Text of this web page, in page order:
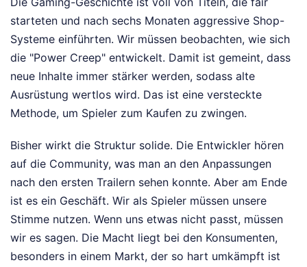
starteten und nach sechs Monaten aggressive Shop-
Systeme einführten. Wir müssen beobachten, wie sich
die "Power Creep" entwickelt. Damit ist gemeint, dass
neue Inhalte immer stärker werden, sodass alte
Ausrüstung wertlos wird. Das ist eine versteckte
Methode, um Spieler zum Kaufen zu zwingen.
Bisher wirkt die Struktur solide. Die Entwickler hören
auf die Community, was man an den Anpassungen
nach den ersten Trailern sehen konnte. Aber am Ende
ist es ein Geschäft. Wir als Spieler müssen unsere
Stimme nutzen. Wenn uns etwas nicht passt, müssen
wir es sagen. Die Macht liegt bei den Konsumenten,
besonders in einem Markt, der so hart umkämpft ist